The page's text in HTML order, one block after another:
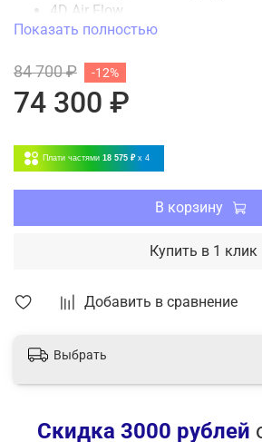
Добавить в сравнение
4D Air Flow.
WiFi подготовка (SIW02A1).
Осушение и вентиляция.
5 скоростей вентилятора.
24-часовой таймер.
Самоочистка внутреннего
Угольный фильтр.
Русифицированный пульт.
Держатель пульта.
Показать полностью
84 700 ₽
74 300 ₽
-12%
Плати частями 18 575 ₽ x 4
В корзину
Купить в 1 клик
Выбрать
Скидка 3000 рублей